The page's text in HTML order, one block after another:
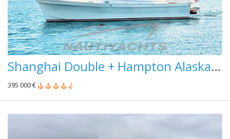
Shanghai Double + Hampton Alaska 17
395 000 €